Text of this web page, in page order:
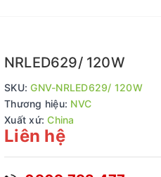
NRLED629/ 120W
SKU:GNV-NRLED629/ 120W
Thương hiệu: NVC
Xuất xứ:China
Liên hệ